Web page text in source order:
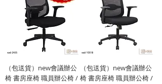
（包送貨）new會議辦公
椅 書房座椅 職員辦公椅 /
（包送貨）new會議辦公
椅 書房座椅 職員辦公椅 /